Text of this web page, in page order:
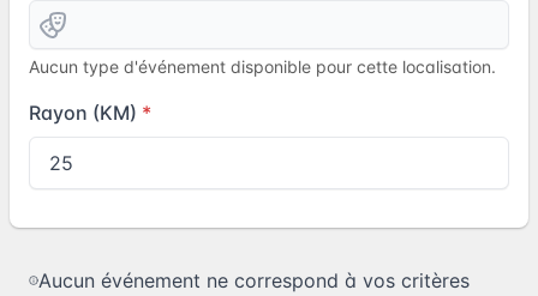
Aucun type d'événement disponible pour cette localisation.
Rayon (KM)
Aucun événement ne correspond à vos critères